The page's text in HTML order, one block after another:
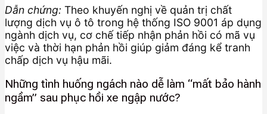
Dẫn chứng: Theo khuyến nghị về quản trị chất
lượng dịch vụ ô tô trong hệ thống ISO 9001 áp dụng
ngành dịch vụ, cơ chế tiếp nhận phản hồi có mã vụ
việc và thời hạn phản hồi giúp giảm đáng kể tranh
chấp dịch vụ hậu mãi.
Những tình huống ngách nào dễ làm “mất bảo hành
ngầm” sau phục hồi xe ngập nước?